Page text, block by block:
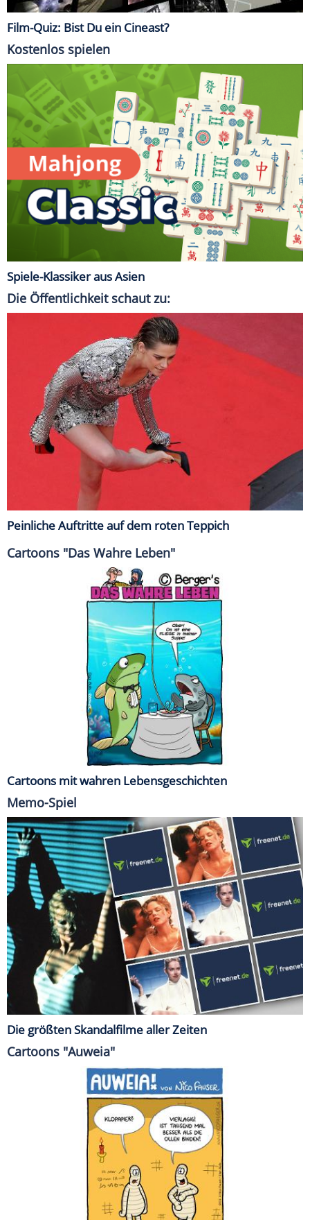
Film-Quiz: Bist Du ein Cineast?
Kostenlos spielen
Spiele-Klassiker aus Asien
Die Öffentlichkeit schaut zu:
Peinliche Auftritte auf dem roten Teppich
Cartoons "Das Wahre Leben"
Cartoons mit wahren Lebensgeschichten
Memo-Spiel
Die größten Skandalfilme aller Zeiten
Cartoons "Auweia"